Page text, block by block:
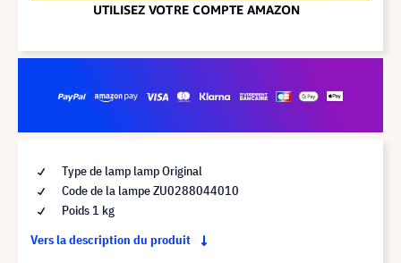
Type de lamp lamp Original
Code de la lampe ZU0288044010
Poids 1 kg
Vers la description du produit